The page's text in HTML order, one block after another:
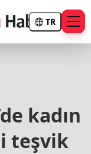
TR
kadın
teşvik